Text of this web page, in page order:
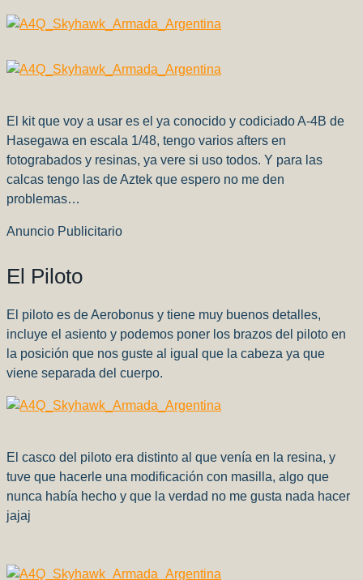
El kit que voy a usar es el ya conocido y codiciado A-4B de
Hasegawa en escala 1/48, tengo varios afters en
fotograbados y resinas, ya vere si uso todos. Y para las
calcas tengo las de Aztek que espero no me den
problemas…
Anuncio Publicitario
El Piloto
El piloto es de Aerobonus y tiene muy buenos detalles,
incluye el asiento y podemos poner los brazos del piloto en
la posición que nos guste al igual que la cabeza ya que
viene separada del cuerpo.
El casco del piloto era distinto al que venía en la resina, y
tuve que hacerle una modificación con masilla, algo que
nunca había hecho y que la verdad no me gusta nada hacer
jajaj